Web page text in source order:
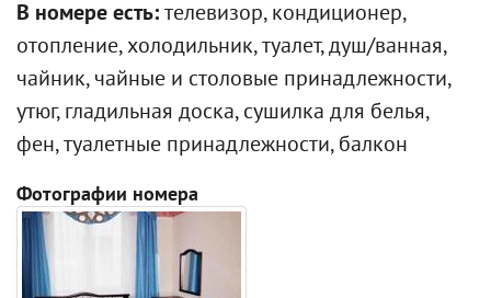
В номере есть: телевизор, кондиционер,
отопление, холодильник, туалет, душ/ванная,
чайник, чайные и столовые принадлежности,
утюг, гладильная доска, сушилка для белья,
фен, туалетные принадлежности, балкон
Фотографии номера